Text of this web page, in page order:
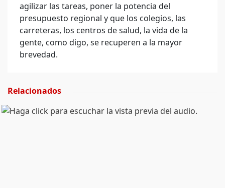
agilizar las tareas, poner la potencia del
presupuesto regional y que los colegios, las
carreteras, los centros de salud, la vida de la
gente, como digo, se recuperen a la mayor
brevedad.
Relacionados